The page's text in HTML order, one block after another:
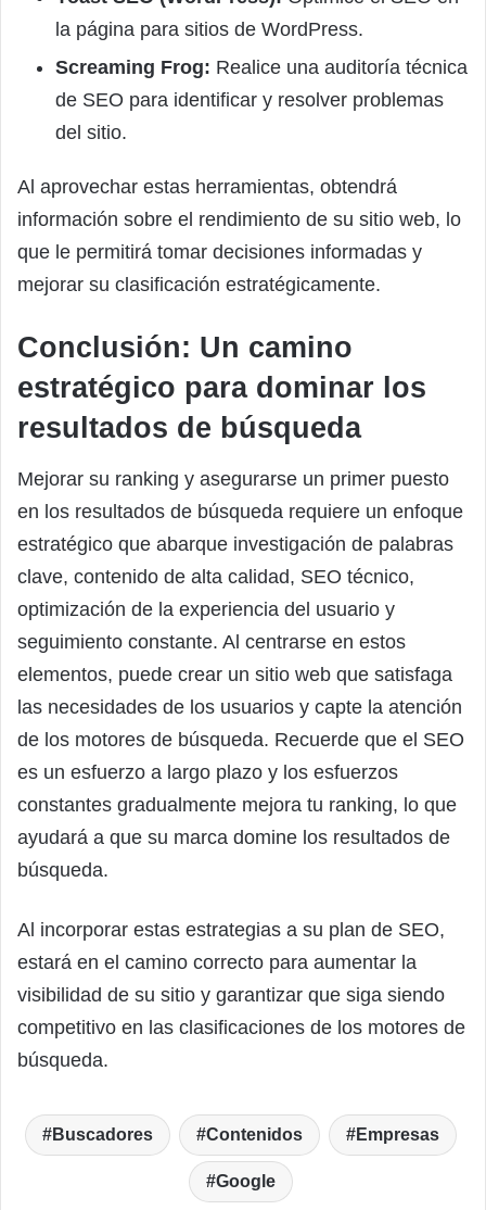
la página para sitios de WordPress.
Screaming Frog: Realice una auditoría técnica
de SEO para identificar y resolver problemas
del sitio.
Al aprovechar estas herramientas, obtendrá
información sobre el rendimiento de su sitio web, lo
que le permitirá tomar decisiones informadas y
mejorar su clasificación estratégicamente.
Conclusión: Un camino
estratégico para dominar los
resultados de búsqueda
Mejorar su ranking y asegurarse un primer puesto
en los resultados de búsqueda requiere un enfoque
estratégico que abarque investigación de palabras
clave, contenido de alta calidad, SEO técnico,
optimización de la experiencia del usuario y
seguimiento constante. Al centrarse en estos
elementos, puede crear un sitio web que satisfaga
las necesidades de los usuarios y capte la atención
de los motores de búsqueda. Recuerde que el SEO
es un esfuerzo a largo plazo y los esfuerzos
constantes gradualmente mejora tu ranking, lo que
ayudará a que su marca domine los resultados de
búsqueda.
Al incorporar estas estrategias a su plan de SEO,
estará en el camino correcto para aumentar la
visibilidad de su sitio y garantizar que siga siendo
competitivo en las clasificaciones de los motores de
búsqueda.
Buscadores Contenidos Empresas
Google